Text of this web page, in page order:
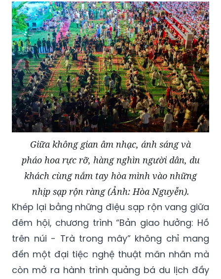
Giữa không gian âm nhạc, ánh sáng và
pháo hoa rực rỡ, hàng nghìn người dân, du
khách cùng nắm tay hòa mình vào những
nhịp sạp rộn ràng (Ảnh: Hòa Nguyễn).
Khép lại bằng những điệu sạp rộn vang giữa
đêm hội, chương trình “Bản giao hưởng: Hồ
trên núi - Trà trong mây” không chỉ mang
đến một đại tiệc nghệ thuật mãn nhãn mà
còn mở ra hành trình quảng bá du lịch đầy